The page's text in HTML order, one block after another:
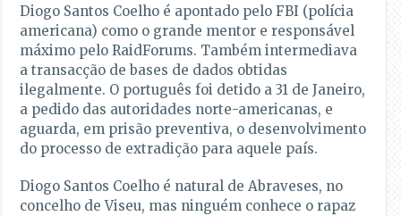
Diogo Santos Coelho é apontado pelo FBI (polícia
americana) como o grande mentor e responsável
máximo pelo RaidForums. Também intermediava
a transacção de bases de dados obtidas
ilegalmente. O português foi detido a 31 de Janeiro,
a pedido das autoridades norte-americanas, e
aguarda, em prisão preventiva, o desenvolvimento
do processo de extradição para aquele país.
Diogo Santos Coelho é natural de Abraveses, no
concelho de Viseu, mas ninguém conhece o rapaz